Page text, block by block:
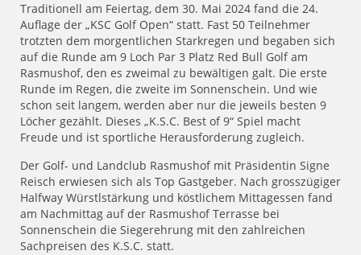
Traditionell am Feiertag, dem 30. Mai 2024 fand die 24.
Auflage der „KSC Golf Open“ statt. Fast 50 Teilnehmer
trotzten dem morgentlichen Starkregen und begaben sich
auf die Runde am 9 Loch Par 3 Platz Red Bull Golf am
Rasmushof, den es zweimal zu bewältigen galt. Die erste
Runde im Regen, die zweite im Sonnenschein. Und wie
schon seit langem, werden aber nur die jeweils besten 9
Löcher gezählt. Dieses „K.S.C. Best of 9“ Spiel macht
Freude und ist sportliche Herausforderung zugleich.
Der Golf- und Landclub Rasmushof mit Präsidentin Signe
Reisch erwiesen sich als Top Gastgeber. Nach grosszügiger
Halfway Würstlstärkung und köstlichem Mittagessen fand
am Nachmittag auf der Rasmushof Terrasse bei
Sonnenschein die Siegerehrung mit den zahlreichen
Sachpreisen des K.S.C. statt.